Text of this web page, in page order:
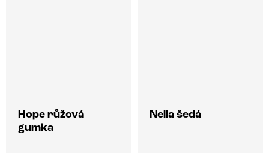
Hope růžová
gumka
Nella šedá